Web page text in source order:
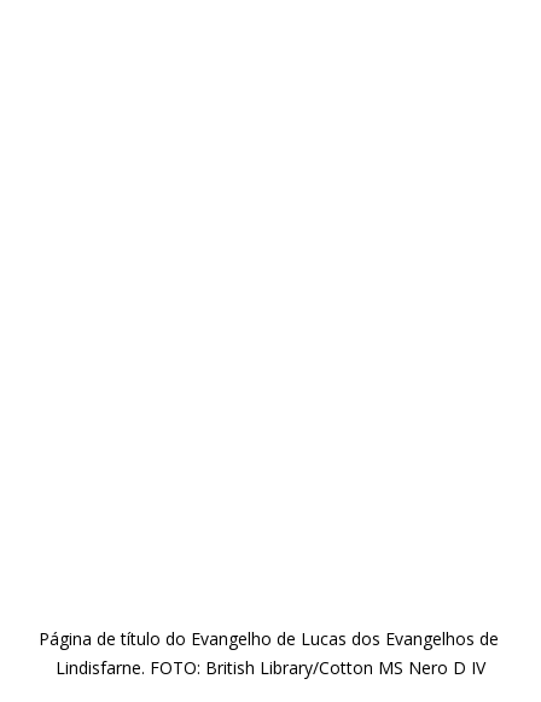
Página de título do Evangelho de Lucas dos Evangelhos de
Lindisfarne. FOTO: British Library/Cotton MS Nero D IV